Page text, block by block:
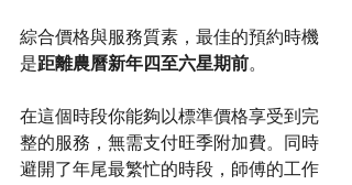
綜合價格與服務質素，最佳的預約時機
是距離農曆新年四至六星期前。
在這個時段你能夠以標準價格享受到完
整的服務，無需支付旺季附加費。同時
避開了年尾最繁忙的時段，師傅的工作